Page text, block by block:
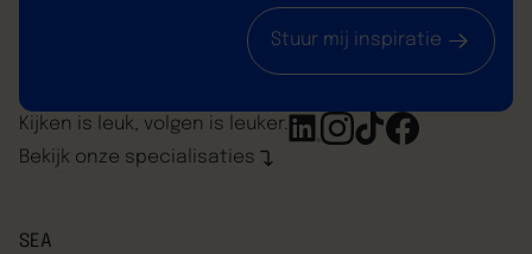
Stuur mij inspiratie
Bekijk onze specialisaties
Kijken is leuk, volgen is leuker.
SEA